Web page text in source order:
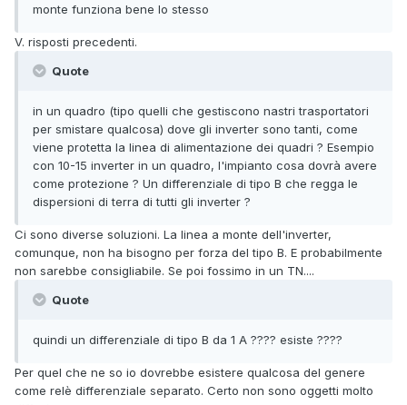
monte funziona bene lo stesso
V. risposti precedenti.
Quote
in un quadro (tipo quelli che gestiscono nastri trasportatori
per smistare qualcosa) dove gli inverter sono tanti, come
viene protetta la linea di alimentazione dei quadri ? Esempio
con 10-15 inverter in un quadro, l'impianto cosa dovrà avere
come protezione ? Un differenziale di tipo B che regga le
dispersioni di terra di tutti gli inverter ?
Ci sono diverse soluzioni. La linea a monte dell'inverter,
comunque, non ha bisogno per forza del tipo B. E probabilmente
non sarebbe consigliabile. Se poi fossimo in un TN....
Quote
quindi un differenziale di tipo B da 1 A ???? esiste ????
Per quel che ne so io dovrebbe esistere qualcosa del genere
come relè differenziale separato. Certo non sono oggetti molto